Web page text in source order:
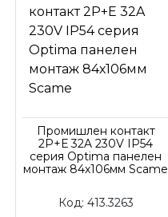
Промишлен контакт
2P+Е 32A 230V IP54
серия Optima панелен
монтаж 84х106мм Scame
Код: 413.3263